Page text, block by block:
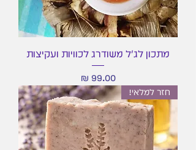
מתכון לג'ל משודרג לכוויות ועקיצות
מחיר‏99.00 ‏₪
חזר למלאי!